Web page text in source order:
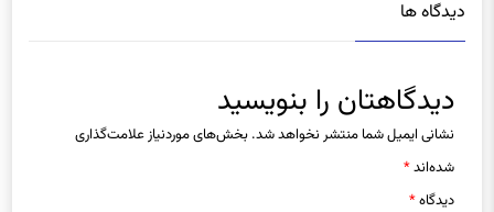
دیدگاه ها
دیدگاهتان را بنویسید
نشانی ایمیل شما منتشر نخواهد شد. بخش‌های موردنیاز علامت‌گذاری
شده‌اند*
دیدگاه*